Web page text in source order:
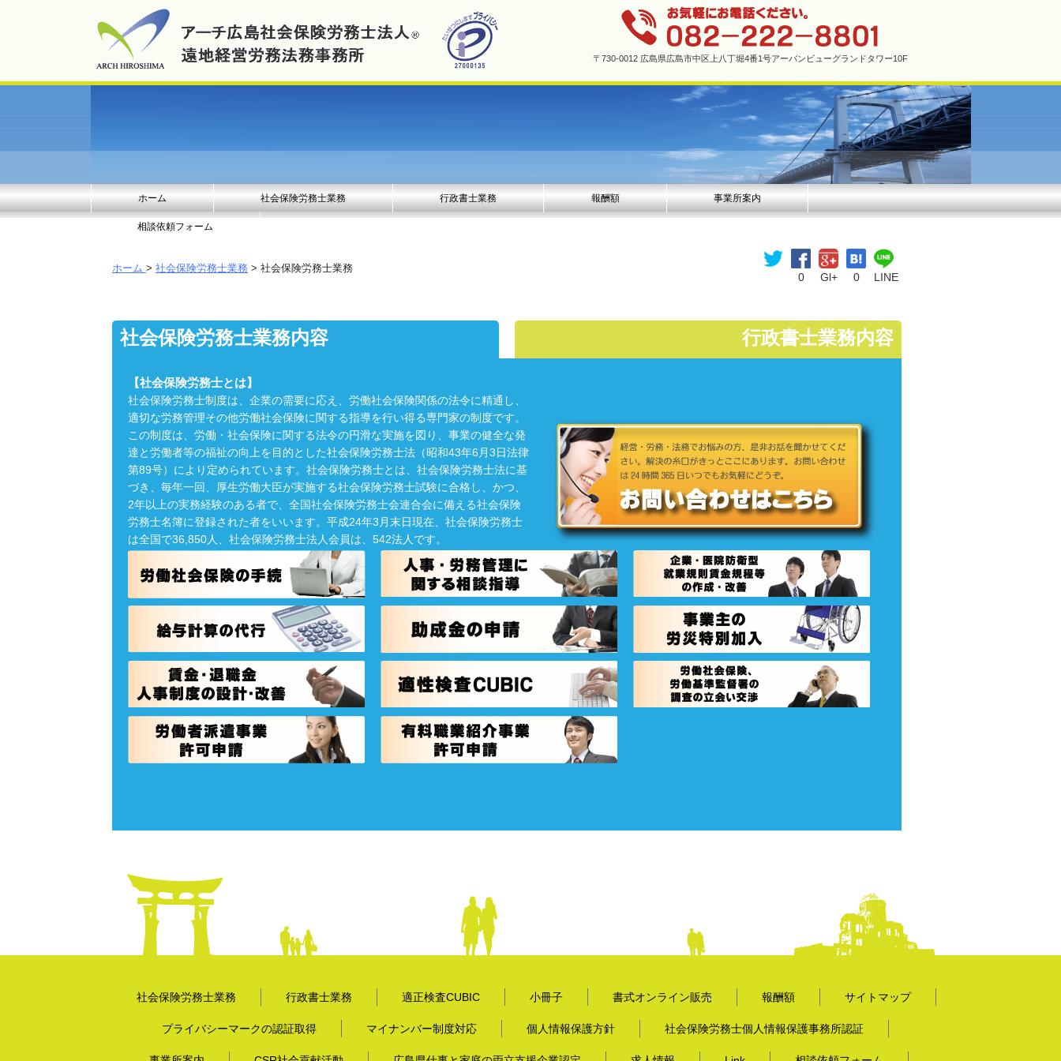
〒730-0012 広島県広島市中区上八丁堀4番1号アーバンビューグランドタワー10F
ホーム 社会保険労務士業務 行政書士業務 報酬額 事業所案内
相談依頼フォーム
ホーム > 社会保険労務士業務 > 社会保険労務士業務
0 Gl+ 0 LINE
社会保険労務士業務内容
【社会保険労務士とは】
社会保険労務士制度は、企業の需要に応え、労働社会保険関係の法令に精通し、
適切な労務管理その他労働社会保険に関する指導を行い得る専門家の制度です。
この制度は、労働・社会保険に関する法令の円滑な実施を図り、事業の健全な発
達と労働者等の福祉の向上を目的とした社会保険労務士法（昭和43年6月3日法律
第89号）により定められています。社会保険労務士とは、社会保険労務士法に基
づき、毎年一回、厚生労働大臣が実施する社会保険労務士試験に合格し、かつ、
2年以上の実務経験のある者で、全国社会保険労務士会連合会に備える社会保険
労務士名簿に登録された者をいいます。平成24年3月末日現在、社会保険労務士
は全国で36,850人、社会保険労務士法人会員は、542法人です。
行政書士業務内容
社会保険労務士業務 行政書士業務 適正検査CUBIC 小冊子 書式オンライン販売 報酬額 サイトマップ
プライバシーマークの認証取得 マイナンバー制度対応 個人情報保護方針 社会保険労務士個人情報保護事務所認証